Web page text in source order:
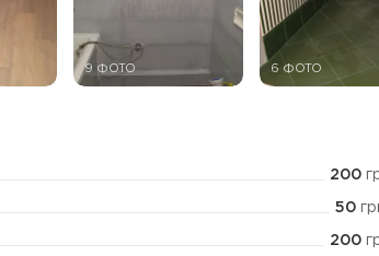
9 ФОТО 6 ФОТО
200
50
200